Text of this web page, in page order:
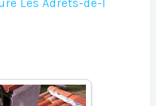
Les Adrets-de-l